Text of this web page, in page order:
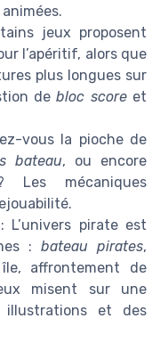
jeux proposent
l’apéritif, alors que
plus longues sur
debloc scoreet
vous la pioche de
bateau, ou encore
mécaniques
: L’univers pirate est
: bateau pirates,
affrontement de
misent sur une
et des